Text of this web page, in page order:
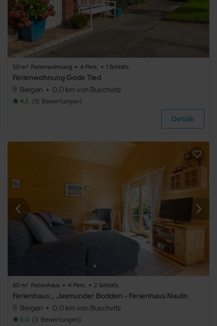
50 m² Ferienwohnung 4 Pers. 1 Schlafz.
Ferienwohnung Gode Tied
Bergen
0,0 km von Buschvitz
4,5 15 Bewertungen
Details
60 m² Ferienhaus 4 Pers. 2 Schlafz.
Ferienhaus ,, Jasmunder Bodden - Ferienhaus Naulin
Bergen
0,0 km von Buschvitz
5,0 3 Bewertungen